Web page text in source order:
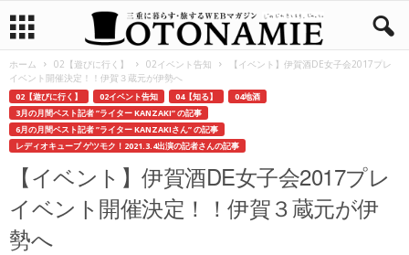
ホーム 02【遊びに行く】 02イベント告知
【イベント】伊賀酒DE女子会2017プレ
イベント開催決定！！伊賀３蔵元が伊勢へ
02【遊びに行く】 02イベント告知 04【知る】
04地酒
3月の月間ベスト記者 ”ライター KANZAKI” の記事
6月の月間ベスト記者 ”ライター KANZAKIさん” の記事
レディオキューブ ゲツモク！2021.3.4出演の記者さんの記事
【イベント】伊賀酒DE女子会2017プレ
イベント開催決定！！伊賀３蔵元が伊
勢へ